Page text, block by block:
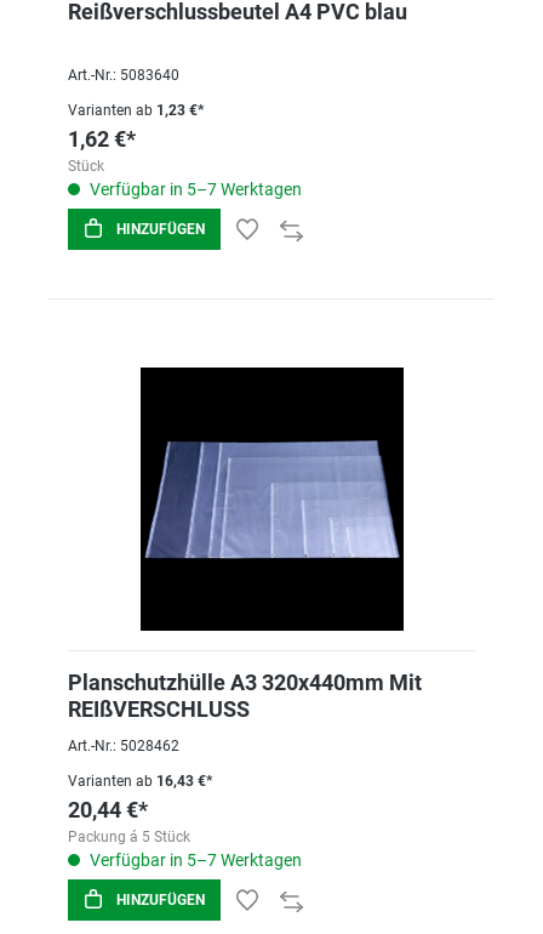
Reißverschlussbeutel A4 PVC blau
Art.-Nr.: 5083640
Varianten ab 1,23 €*
1,62 €*
Stück
Verfügbar in 5–7 Werktagen
HINZUFÜGEN
Planschutzhülle A3 320x440mm Mit
REIßVERSCHLUSS
Art.-Nr.: 5028462
Varianten ab 16,43 €*
20,44 €*
Packung á 5 Stück
Verfügbar in 5–7 Werktagen
HINZUFÜGEN